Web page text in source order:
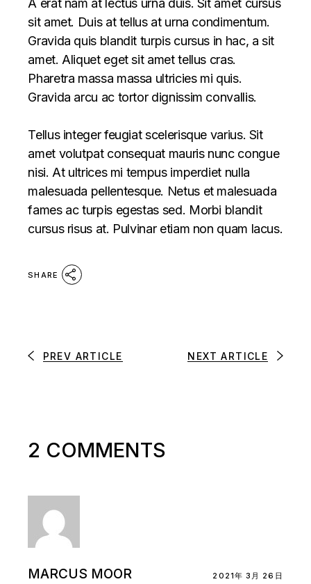
sit amet. Duis at tellus at urna condimentum.
Gravida quis blandit turpis cursus in hac, a sit
amet. Aliquet eget sit amet tellus cras.
Pharetra massa massa ultricies mi quis.
Gravida arcu ac tortor dignissim convallis.
Tellus integer feugiat scelerisque varius. Sit
amet volutpat consequat mauris nunc congue
nisi. At ultrices mi tempus imperdiet nulla
malesuada pellentesque. Netus et malesuada
fames ac turpis egestas sed. Morbi blandit
cursus risus at. Pulvinar etiam non quam lacus.
SHARE
PREV ARTICLE NEXT ARTICLE
2 COMMENTS
MARCUS MOOR 2021年 3月 26日